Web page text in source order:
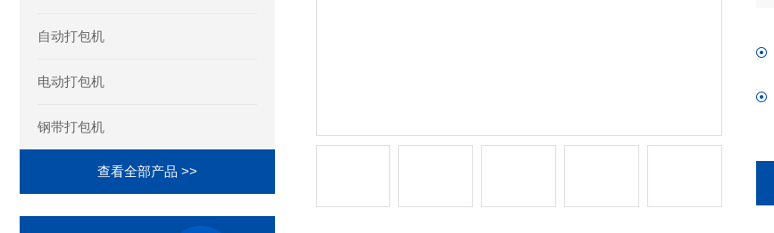
自动打包机
电动打包机
钢带打包机
查看全部产品 >>